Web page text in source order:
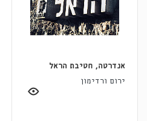
אנדרטה, חטיבת הראל
ירום ורדימון